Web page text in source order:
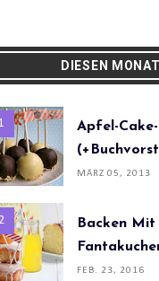
DIESEN
Apfel-
MÄRZ 05, 2013
Backen
FEB. 23, 2016